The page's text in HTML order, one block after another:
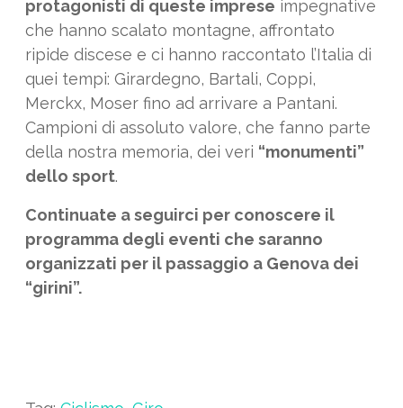
protagonisti di queste imprese impegnative
che hanno scalato montagne, affrontato
ripide discese e ci hanno raccontato l’Italia di
quei tempi: Girardegno, Bartali, Coppi,
Merckx, Moser fino ad arrivare a Pantani.
Campioni di assoluto valore, che fanno parte
della nostra memoria, dei veri “monumenti”
dello sport.
Continuate a seguirci per conoscere il
programma degli eventi che saranno
organizzati per il passaggio a Genova dei
“girini”.